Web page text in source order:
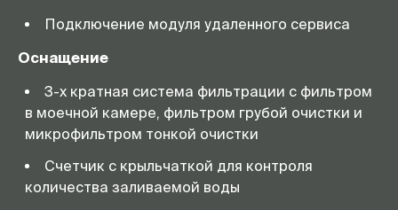
Подключение модуля удаленного сервиса
Оснащение
3-х кратная система фильтрации с фильтром
в моечной камере, фильтром грубой очистки и
микрофильтром тонкой очистки
Счетчик с крыльчаткой для контроля
количества заливаемой воды